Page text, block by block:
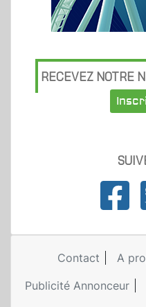
RECEVEZ NOTRE
Contact
A
Publicité Annonceur